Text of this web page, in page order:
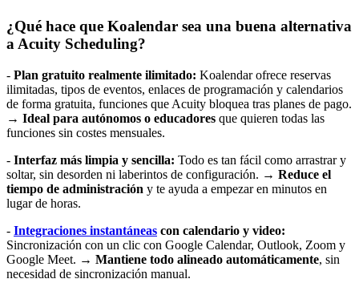
¿Qué hace que Koalendar sea una buena alternativa
a Acuity Scheduling?
- Plan gratuito realmente ilimitado: Koalendar ofrece reservas
ilimitadas, tipos de eventos, enlaces de programación y calendarios
de forma gratuita, funciones que Acuity bloquea tras planes de pago.
→ Ideal para autónomos o educadores que quieren todas las
funciones sin costes mensuales.
- Interfaz más limpia y sencilla: Todo es tan fácil como arrastrar y
soltar, sin desorden ni laberintos de configuración. → Reduce el
tiempo de administración y te ayuda a empezar en minutos en
lugar de horas.
- Integraciones instantáneas con calendario y video:
Sincronización con un clic con Google Calendar, Outlook, Zoom y
Google Meet. → Mantiene todo alineado automáticamente, sin
necesidad de sincronización manual.